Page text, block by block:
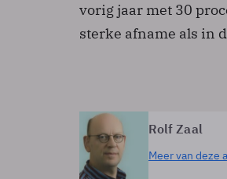
vorig jaar met 30
sterke afname als in
Rolf Zaal
Meer van deze